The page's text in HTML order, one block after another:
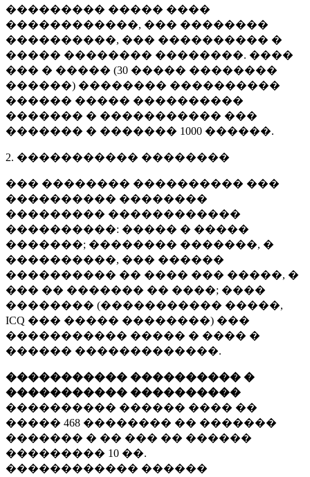
��������� ����� ����
������������, ��� ��������
����������, ��� ���������� �
����� �������� ��������. ����
��� � ����� (30 ����� ��������
������) �������� ����������
������ ����� ����������
������� � ����������� ���
������� � ������� 1000 ������.
2. ����������� ��������
��� �������� ���������� ���
���������� ��������
��������� ������������
����������: ����� � �����
�������; �������� �������, �
����������, ��� ������
���������� �� ���� ��� �����, �
��� �� ������� �� ����; ����
�������� (����������� �����,
ICQ ��� ����� ��������) ���
����������� ����� � ���� �
������ �������������.
����������� ���������� �
����������� ����������
���������� ������ ���� ��
����� 468 �������� �� �������
������� � �� ��� �� ������
��������� 10 ��.
������������ ������